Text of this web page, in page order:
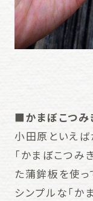
■かまぼこつみ
小田原といえば
「かまぼこつみ
た蒲鉾板を使っ
シンプルな「か